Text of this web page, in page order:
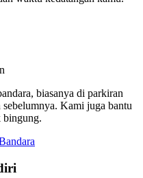
biasanya di parkiran
Kami juga bantu
bingung.